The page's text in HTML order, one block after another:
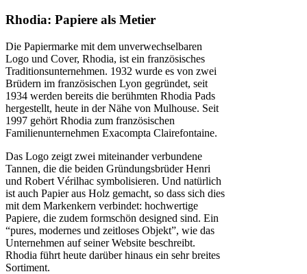
Rhodia: Papiere als Metier
Die Papiermarke mit dem unverwechselbaren
Logo und Cover, Rhodia, ist ein französisches
Traditionsunternehmen. 1932 wurde es von zwei
Brüdern im französischen Lyon gegründet, seit
1934 werden bereits die berühmten Rhodia Pads
hergestellt, heute in der Nähe von Mulhouse. Seit
1997 gehört Rhodia zum französischen
Familienunternehmen Exacompta Clairefontaine.
Das Logo zeigt zwei miteinander verbundene
Tannen, die die beiden Gründungsbrüder Henri
und Robert Vérilhac symbolisieren. Und natürlich
ist auch Papier aus Holz gemacht, so dass sich dies
mit dem Markenkern verbindet: hochwertige
Papiere, die zudem formschön designed sind. Ein
“pures, modernes und zeitloses Objekt”, wie das
Unternehmen auf seiner Website beschreibt.
Rhodia führt heute darüber hinaus ein sehr breites
Sortiment.